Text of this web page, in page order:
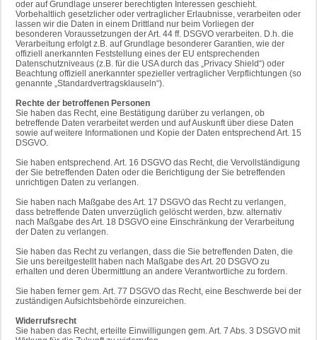
oder auf Grundlage unserer berechtigten Interessen geschieht.
Vorbehaltlich gesetzlicher oder vertraglicher Erlaubnisse, verarbeiten oder
lassen wir die Daten in einem Drittland nur beim Vorliegen der
besonderen Voraussetzungen der Art. 44 ff. DSGVO verarbeiten. D.h. die
Verarbeitung erfolgt z.B. auf Grundlage besonderer Garantien, wie der
offiziell anerkannten Feststellung eines der EU entsprechenden
Datenschutzniveaus (z.B. für die USA durch das „Privacy Shield“) oder
Beachtung offiziell anerkannter spezieller vertraglicher Verpflichtungen (so
genannte „Standardvertragsklauseln“).
Rechte der betroffenen Personen
Sie haben das Recht, eine Bestätigung darüber zu verlangen, ob
betreffende Daten verarbeitet werden und auf Auskunft über diese Daten
sowie auf weitere Informationen und Kopie der Daten entsprechend Art. 15
DSGVO.
Sie haben entsprechend. Art. 16 DSGVO das Recht, die Vervollständigung
der Sie betreffenden Daten oder die Berichtigung der Sie betreffenden
unrichtigen Daten zu verlangen.
Sie haben nach Maßgabe des Art. 17 DSGVO das Recht zu verlangen,
dass betreffende Daten unverzüglich gelöscht werden, bzw. alternativ
nach Maßgabe des Art. 18 DSGVO eine Einschränkung der Verarbeitung
der Daten zu verlangen.
Sie haben das Recht zu verlangen, dass die Sie betreffenden Daten, die
Sie uns bereitgestellt haben nach Maßgabe des Art. 20 DSGVO zu
erhalten und deren Übermittlung an andere Verantwortliche zu fordern.
Sie haben ferner gem. Art. 77 DSGVO das Recht, eine Beschwerde bei der
zuständigen Aufsichtsbehörde einzureichen.
Widerrufsrecht
Sie haben das Recht, erteilte Einwilligungen gem. Art. 7 Abs. 3 DSGVO mit